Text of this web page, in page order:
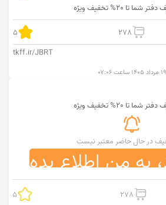
تا 20% تخفیف ویژه
278
5
tkff.ir/JBRT
۱۹ مرداد ۱۴۰۵ ساعت ۰۷:۰۶
تا 20% تخفیف ویژه
در حال حاضر معتبر نیست
به من اطلاع بده
278
5